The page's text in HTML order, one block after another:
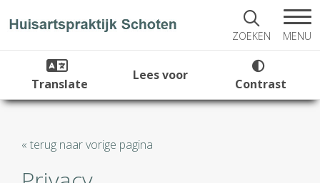
ZOEKEN MENU
Translate
Lees voor
Contrast
« terug naar vorige pagina